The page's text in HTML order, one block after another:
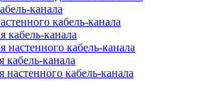
канала
кабель-канала
кабель-канала
настенного кабель-канала
канала
кабель-канала